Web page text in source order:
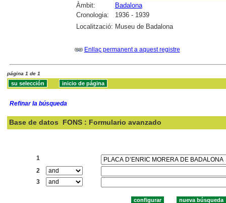
Àmbit:
Badalona
Cronologia:
1936 - 1939
Localització: Museu de Badalona
Enllaç permanent a aquest registre
página 1 de 1
Refinar la búsqueda
Base de datos FONS : Formulario avanzado
1
2
3